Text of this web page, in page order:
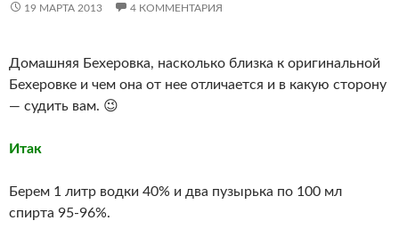
19 МАРТА 2013 4 КОММЕНТАРИЯ
Домашняя Бехеровка, насколько близка к оригинальной
Бехеровке и чем она от нее отличается и в какую сторону
— судить вам. 😉
Итак
Берем 1 литр водки 40% и два пузырька по 100 мл
спирта 95-96%.